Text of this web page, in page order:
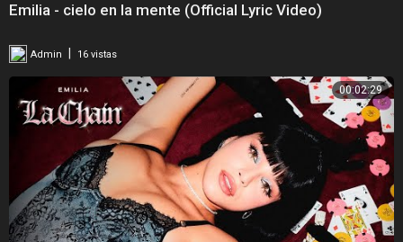
Emilia - cielo en la mente (Official Lyric Video)
Admin 16 vistas
00:02:29